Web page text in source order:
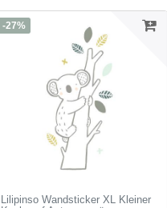
-27%
Lilipinso Wandsticker XL Kleiner